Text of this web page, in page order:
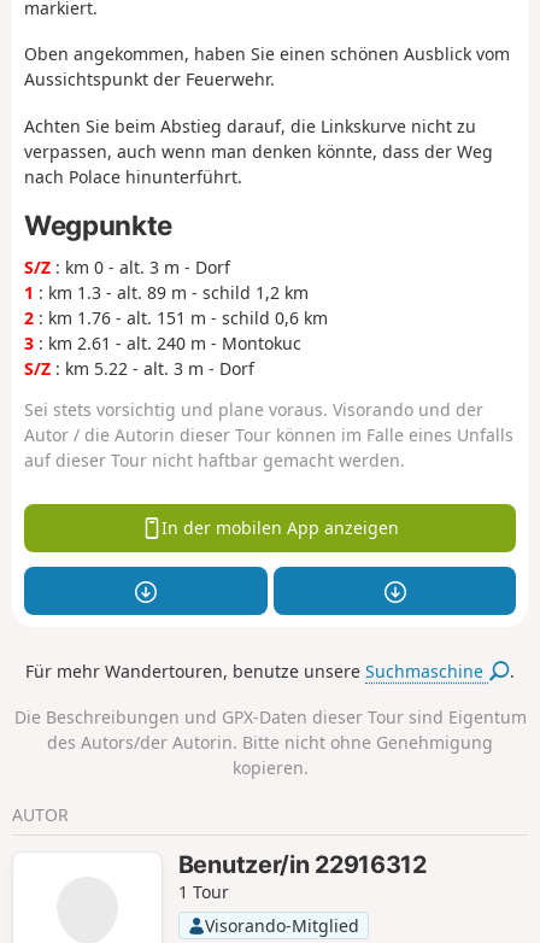
markiert.
Oben angekommen, haben Sie einen schönen Ausblick vom
Aussichtspunkt der Feuerwehr.
Achten Sie beim Abstieg darauf, die Linkskurve nicht zu
verpassen, auch wenn man denken könnte, dass der Weg
nach Polace hinunterführt.
Wegpunkte
S/Z : km 0 - alt. 3 m - Dorf
1 : km 1.3 - alt. 89 m - schild 1,2 km
2 : km 1.76 - alt. 151 m - schild 0,6 km
3 : km 2.61 - alt. 240 m - Montokuc
S/Z : km 5.22 - alt. 3 m - Dorf
Sei stets vorsichtig und plane voraus. Visorando und der
Autor / die Autorin dieser Tour können im Falle eines Unfalls
auf dieser Tour nicht haftbar gemacht werden.
In der mobilen App anzeigen
Für mehr Wandertouren, benutze unsereSuchmaschine .
Die Beschreibungen und GPX-Daten dieser Tour sind Eigentum
des Autors/der Autorin. Bitte nicht ohne Genehmigung
kopieren.
AUTOR
Benutzer/in 22916312
1 Tour
Visorando-Mitglied